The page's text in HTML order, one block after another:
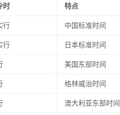
时 特点
行 中国标准时间
行 日本标准时间
美国东部时间
格林威治时间
澳大利亚东部时间